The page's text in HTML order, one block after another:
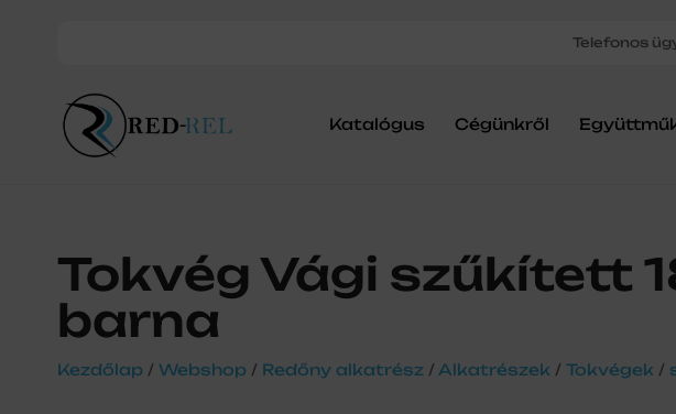
Telefonos
Katalógus Cégünkről
Tokvég Vági szűkített
barna
Kezdőlap / Webshop / Redőny alkatrész / Alkatrészek / Tokvégek /